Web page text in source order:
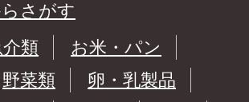
さがす
類
お米・パン
野菜類
卵・乳製品